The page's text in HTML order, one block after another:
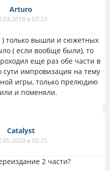
Arturo
в 07:23
только вышли и сюжетных
( если вообще были), то
еще раз обе части в
сути импровизация на тему
игры, только прелюдию
и поменяли.
Catalyst
в 00:25
2 части?